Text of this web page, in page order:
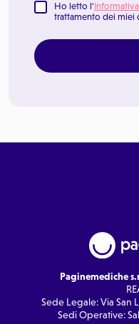
Ho letto l'
trattamento dei miei
Paginemediche
Sede Legale: Via San
Sedi Operative: